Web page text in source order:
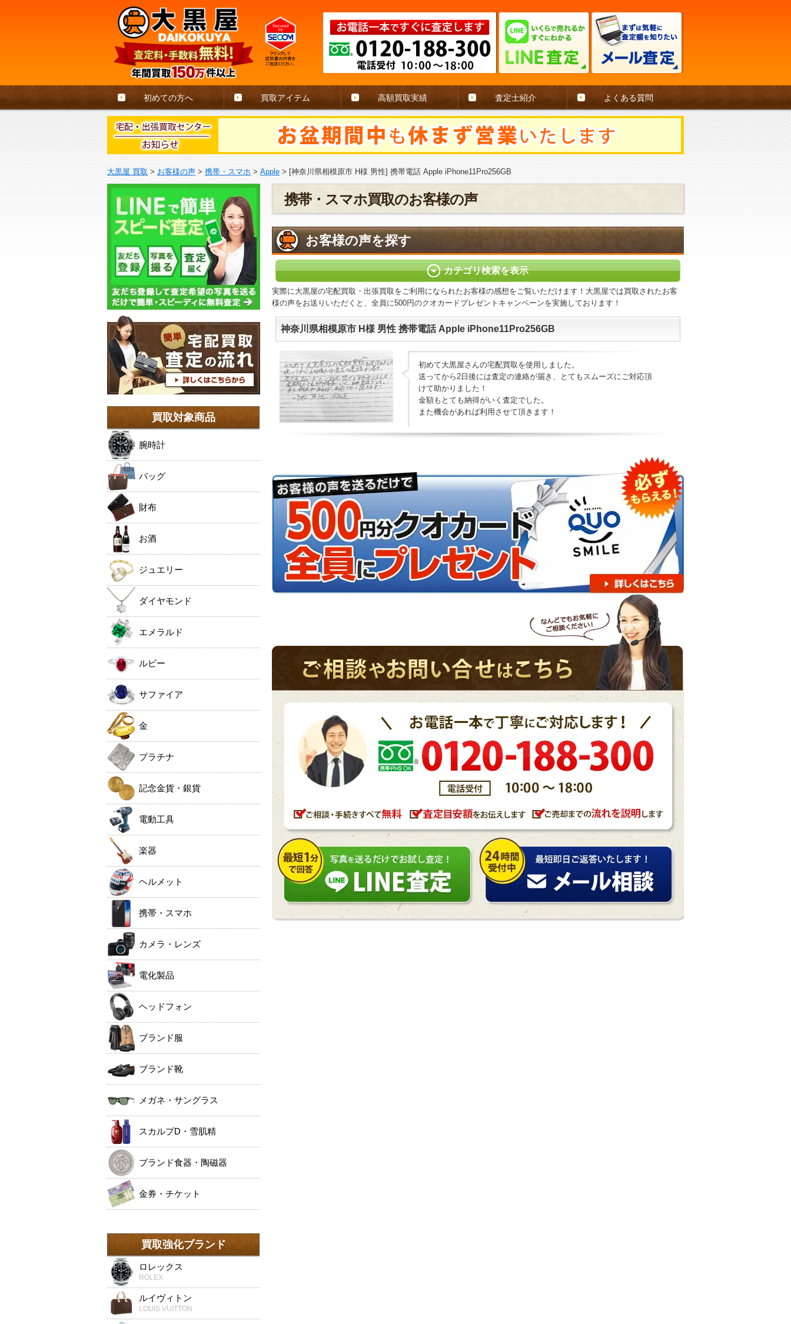
初めての方へ 買取アイテム 高額買取実績 査定士紹介 よくある質問
大黒屋 買取 > お客様の声 > 携帯・スマホ > Apple > [神奈川県相模原市 H様 男性] 携帯電話 Apple iPhone11Pro256GB
携帯・スマホ買取のお客様の声
お客様の声を探す
カテゴリ検索を表示
実際に大黒屋の宅配買取・出張買取をご利用になられたお客様の感想をご覧いただけます！大黒屋では買取されたお客
様の声をお送りいただくと、全員に500円のクオカードプレゼントキャンペーンを実施しております！
神奈川県相模原市 H様 男性 携帯電話 Apple iPhone11Pro256GB
初めて大黒屋さんの宅配買取を使用しました。
送ってから2日後には査定の連絡が届き、とてもスムーズにご対応頂
けて助かりました！
金額もとても納得がいく査定でした。
また機会があれば利用させて頂きます！
買取対象商品
腕時計
バッグ
財布
お酒
ジュエリー
ダイヤモンド
エメラルド
ルビー
サファイア
金
プラチナ
記念金貨・銀貨
電動工具
楽器
ヘルメット
携帯・スマホ
カメラ・レンズ
電化製品
ヘッドフォン
ブランド服
ブランド靴
メガネ・サングラス
スカルプD・雪肌精
ブランド食器・陶磁器
金券・チケット
買取強化ブランド
ロレックス
ROLEX
ルイヴィトン
LOUIS VUITTON